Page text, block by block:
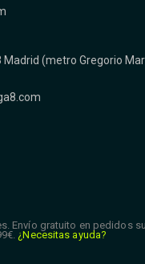
Madrid (metro Gregorio
Envío gratuito en pedidos
¿Necesitas ayuda?